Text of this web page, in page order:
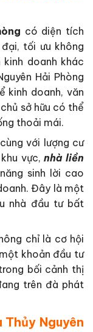
có diện tích
tối ưu không
doanh khác
Hải Phòng
kinh doanh, văn
sở hữu có thể
thoải mái.
với lượng cư
vực,nhà liền
sinh lời cao
Đây là một
nhà đầu tư bất
chỉ là cơ hội
khoản đầu tư
bối cảnh thị
trên đà phát
Nguyên